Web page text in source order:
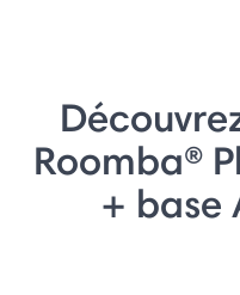
Roomba®
+ base